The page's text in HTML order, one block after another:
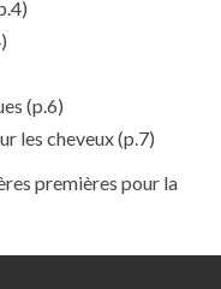
(p.6)
les cheveux(p.7)
premières pour la